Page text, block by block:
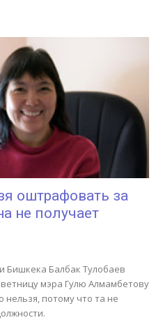
оштрафовать за
не получает
Бишкека Балбак Тулобаев
мэра Гулю Алмамбетову
нельзя, потому что та не